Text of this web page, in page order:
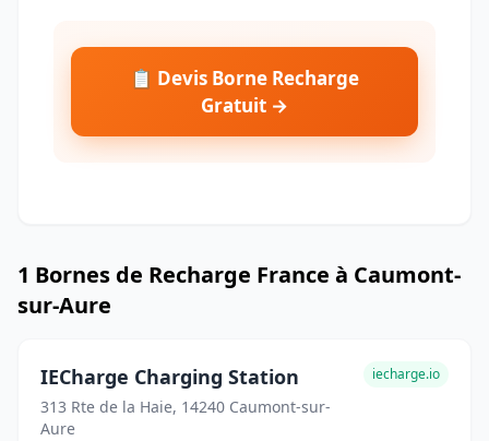
📋 Devis Borne Recharge
Gratuit →
1 Bornes de Recharge France à Caumont-
sur-Aure
IECharge Charging Station
313 Rte de la Haie, 14240 Caumont-sur-
Aure
iecharge.io